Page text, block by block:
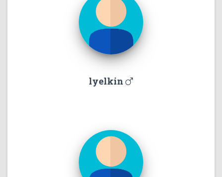
lyelkin